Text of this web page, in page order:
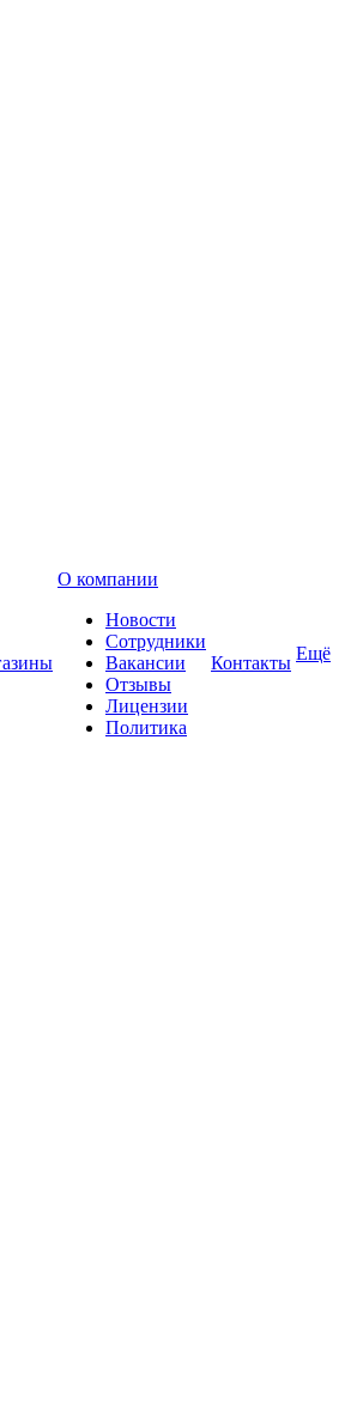
О компании
Новости
Сотрудники
Вакансии
Отзывы
Лицензии
Политика
Контакты Ещё